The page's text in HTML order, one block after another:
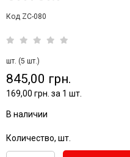
Код ZC-080
шт. (5 шт.)
845,00 грн.
169,00 грн. за 1 шт.
В наличии
Количество, шт.